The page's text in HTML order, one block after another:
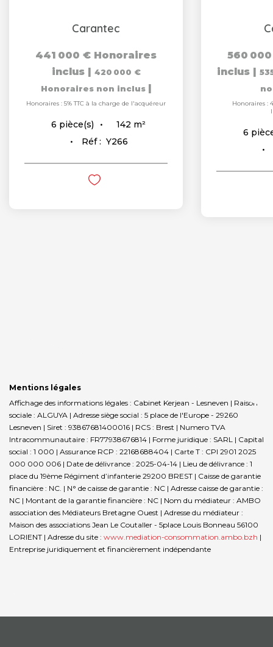
Carantec
441 000 € Honoraires
inclus | 420 000 €
Honoraires non inclus |
Honoraires : 5% TTC à la charge de l'acquéreur
6 pièce(s) 142 m²
Réf : Y266
560
inclus |
Honoraires :
6
Mentions légales
Affichage des informations légales : Cabinet Kerjean - Lesneven | Raison
sociale : ALGUYA | Adresse siège social : 5 place de l'Europe - 29260
Lesneven | Siret : 93867681400016 | RCS : Brest | Numero TVA
Intracommunautaire : FR77938676814 | Forme juridique : SARL | Capital
social : 1 000 | Assurance RCP : 22168688404 | Carte T : CPI 2901 2025
000 000 006 | Date de délivrance : 2025-04-14 | Lieu de délivrance : 1
place du 19ème Régiment d’infanterie 29200 BREST | Caisse de garantie
financière : NC. | N° de caisse de garantie : NC | Adresse caisse de garantie :
NC | Montant de la garantie financière : NC | Nom du médiateur : AMBO
association des Médiateurs Bretagne Ouest | Adresse du médiateur :
Maison des associations Jean Le Coutaller - 5place Louis Bonneau 56100
LORIENT | Adresse du site : www.mediation-consommation.ambo.bzh |
Entreprise juridiquement et financièrement indépendante